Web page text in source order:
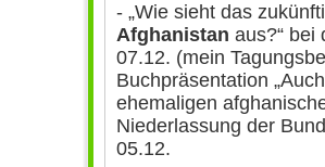
- „Wie sieht das
Afghanistan aus?“ bei
07.12. (mein
Buchpräsentation
ehemaligen
Niederlassung der
05.12.